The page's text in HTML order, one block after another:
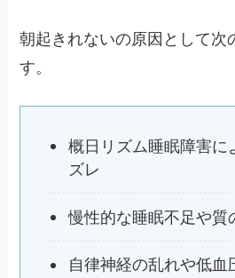
朝起きれないの原因として次
す。
概日リズム睡眠障害に
ズレ
慢性的な睡眠不足や質
自律神経の乱れや低血